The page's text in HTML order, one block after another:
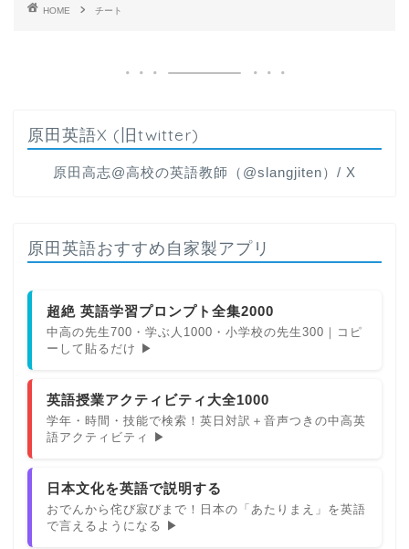
HOME チート
原田英語X (旧twitter)
原田高志@高校の英語教師（@slangjiten）/ X
原田英語おすすめ自家製アプリ
超絶 英語学習プロンプト全集2000
中高の先生700・学ぶ人1000・小学校の先生300｜コピ
ーして貼るだけ ▶
英語授業アクティビティ大全1000
学年・時間・技能で検索！英日対訳＋音声つきの中高英
語アクティビティ ▶
日本文化を英語で説明する
おでんから侘び寂びまで！日本の「あたりまえ」を英語
で言えるようになる ▶